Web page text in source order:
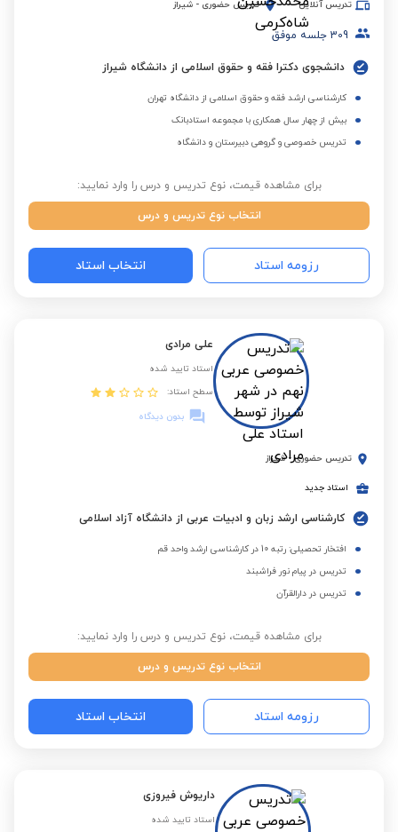
تدریس آنلاین تدریس حضوری - شیراز
309 جلسه موفق
دانشجوی دکترا فقه و حقوق اسلامی از دانشگاه شیراز
کارشناسی ارشد فقه و حقوق اسلامی از دانشگاه تهران
بیش از چهار سال همکاری با مجموعه استادبانک
تدریس خصوصی و گروهی دبیرستان و دانشگاه
برای مشاهده قیمت، نوع تدریس و درس را وارد نمایید:
انتخاب نوع تدریس و درس
رزومه استاد انتخاب استاد
علی مرادی
استاد تایید شده
سطح استاد:
بدون دیدگاه
تدریس حضوری - شیراز
استاد جدید
کارشناسی ارشد زبان و ادبیات عربی از دانشگاه آزاد اسلامی
افتخار تحصیلی: رتبه 10 در کارشناسی ارشد واحد قم
تدریس در پیام نور فراشبند
تدریس در دارالقرآن
برای مشاهده قیمت، نوع تدریس و درس را وارد نمایید:
انتخاب نوع تدریس و درس
رزومه استاد انتخاب استاد
داریوش فیروزی
استاد تایید شده